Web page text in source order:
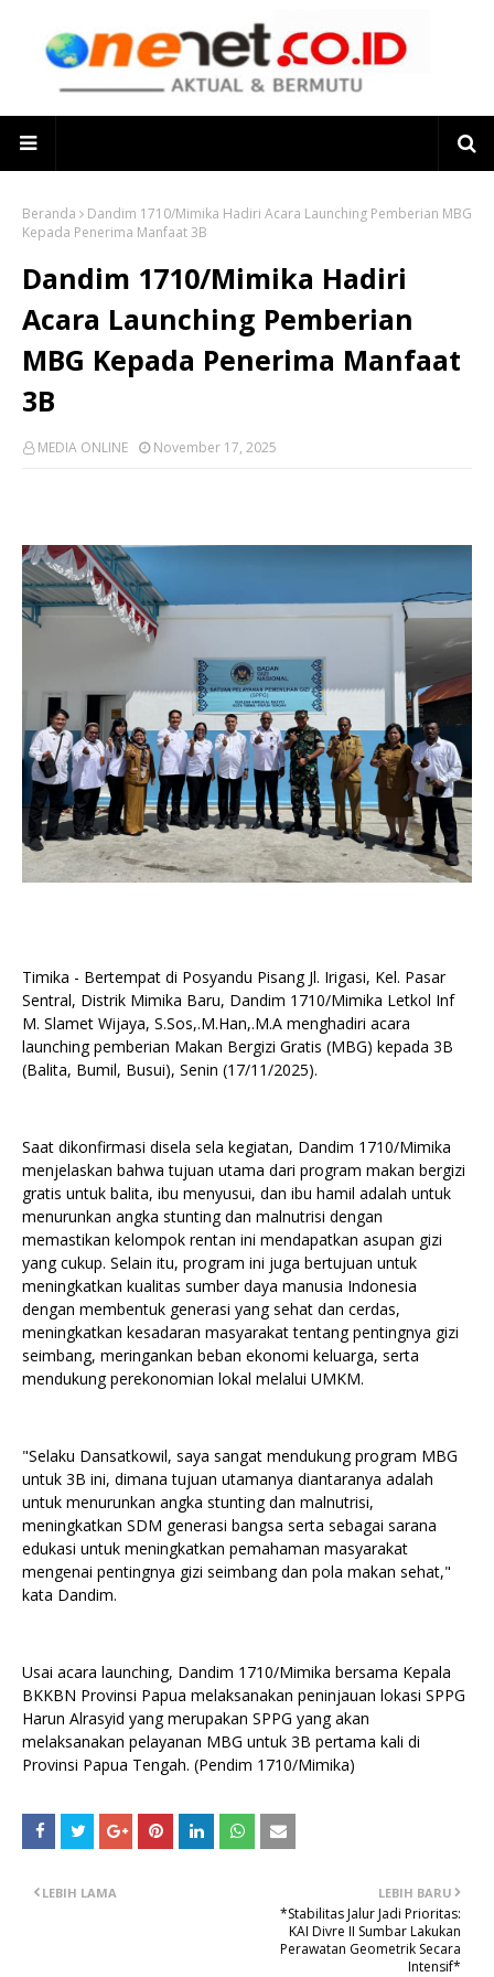
Beranda
Dandim 1710/Mimika Hadiri Acara Launching Pemberian MBG
Kepada Penerima Manfaat 3B
Dandim 1710/Mimika Hadiri
Acara Launching Pemberian
MBG Kepada Penerima Manfaat
3B
MEDIA ONLINE November 17, 2025
Timika - Bertempat di Posyandu Pisang Jl. Irigasi, Kel. Pasar
Sentral, Distrik Mimika Baru, Dandim 1710/Mimika Letkol Inf
M. Slamet Wijaya, S.Sos,.M.Han,.M.A menghadiri acara
launching pemberian Makan Bergizi Gratis (MBG) kepada 3B
(Balita, Bumil, Busui), Senin (17/11/2025).
Saat dikonfirmasi disela sela kegiatan, Dandim 1710/Mimika
menjelaskan bahwa tujuan utama dari program makan bergizi
gratis untuk balita, ibu menyusui, dan ibu hamil adalah untuk
menurunkan angka stunting dan malnutrisi dengan
memastikan kelompok rentan ini mendapatkan asupan gizi
yang cukup. Selain itu, program ini juga bertujuan untuk
meningkatkan kualitas sumber daya manusia Indonesia
dengan membentuk generasi yang sehat dan cerdas,
meningkatkan kesadaran masyarakat tentang pentingnya gizi
seimbang, meringankan beban ekonomi keluarga, serta
mendukung perekonomian lokal melalui UMKM.
"Selaku Dansatkowil, saya sangat mendukung program MBG
untuk 3B ini, dimana tujuan utamanya diantaranya adalah
untuk menurunkan angka stunting dan malnutrisi,
meningkatkan SDM generasi bangsa serta sebagai sarana
edukasi untuk meningkatkan pemahaman masyarakat
mengenai pentingnya gizi seimbang dan pola makan sehat,"
kata Dandim.
Usai acara launching, Dandim 1710/Mimika bersama Kepala
BKKBN Provinsi Papua melaksanakan peninjauan lokasi SPPG
Harun Alrasyid yang merupakan SPPG yang akan
melaksanakan pelayanan MBG untuk 3B pertama kali di
Provinsi Papua Tengah. (Pendim 1710/Mimika)
LEBIH BARU
*Stabilitas Jalur Jadi Prioritas:
KAI Divre II Sumbar Lakukan
Perawatan Geometrik Secara
Intensif*
LEBIH LAMA